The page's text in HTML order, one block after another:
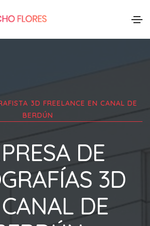
3D FREELANCE EN CANAL DE
BERDÚN
DE
3D
CANAL DE